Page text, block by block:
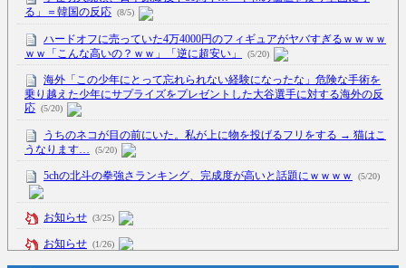
る」＝韓国の反応 (8/5)
ハードオフに売っていた4万4000円のフィギュアがヤバすぎるｗｗｗｗ
ｗｗ「こんな高いの？ｗｗ」「逆に超安い」
(5/20)
海外「この少年にとって忘れられない経験になったな」危険な手術を
乗り越えた少年にサプライズをプレゼントした大谷選手に対する海外の反
応 (5/20)
うちのネコが目の前にいた。私が上に物を投げるフリをする → 猫はこ
うなります…
(5/20)
5chの北斗の拳強さランキング、完成度が高いと話題にｗｗｗｗ (5/20)
お知らせ (3/25)
お知らせ (1/26)